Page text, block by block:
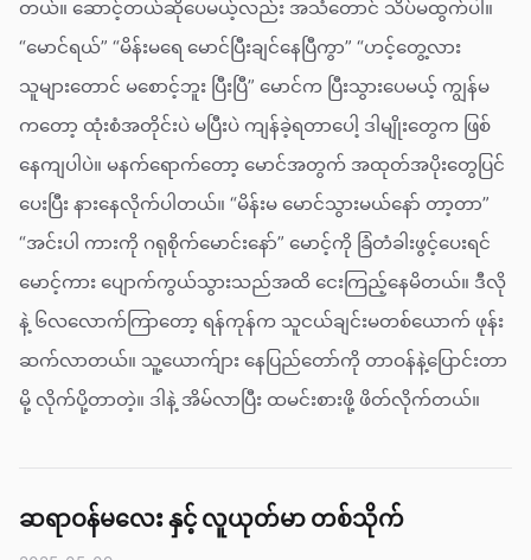
တယ်။ ဆောင့်တယ်ဆိုပေမယ့်လည်း အသံတောင် သိပ်မထွက်ပါ။
“မောင်ရယ်” “မိန်းမရေ မောင်ပြီးချင်နေပြီကွာ” “ဟင့်တွေ့လား
သူများတောင် မစောင့်ဘူး ပြီးပြီ” မောင်က ပြီးသွားပေမယ့် ကျွန်မ
ကတော့ ထုံးစံအတိုင်းပဲ မပြီးပဲ ကျန်ခဲ့ရတာပေါ့ ဒါမျိုးတွေက ဖြစ်
နေကျပါပဲ။ မနက်ရောက်တော့ မောင်အတွက် အထုတ်အပိုးတွေပြင်
ပေးပြီး နားနေလိုက်ပါတယ်။ “မိန်းမ မောင်သွားမယ်နော် တာ့တာ”
“အင်းပါ ကားကို ဂရုစိုက်မောင်းနော်” မောင့်ကို ခြံတံခါးဖွင့်ပေးရင်
မောင့်ကား ပျောက်ကွယ်သွားသည်အထိ ငေးကြည့်နေမိတယ်။ ဒီလို
နဲ့ ၆လ‌လောက်ကြာတော့ ရန်ကုန်က သူငယ်ချင်းမတစ်ယောက် ဖုန်း
ဆက်လာတယ်။ သူ့ယောက်ျား နေပြည်တော်ကို တာဝန်နဲ့ပြောင်းတာ
မို့ လိုက်ပို့တာတဲ့။ ဒါနဲ့ အိမ်လာပြီး ထမင်းစားဖို့ ဖိတ်လိုက်တယ်။
ဆရာဝန်မလေး နှင့် လူယုတ်မာ တစ်သိုက်